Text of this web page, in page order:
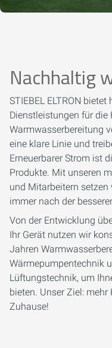
Nachhaltig
STIEBEL ELTRON
Dienstleistungen für die
Warmwasserbereitung
eine klare Linie und
Erneuerbarer Strom ist
Produkte. Mit unseren
und Mitarbeitern
immer nach der
Von der Entwicklung
Ihr Gerät nutzen wir
Jahren
Wärmepumpentechnik
Lüftungstechnik, um
bieten. Unser Ziel:
Zuhause!